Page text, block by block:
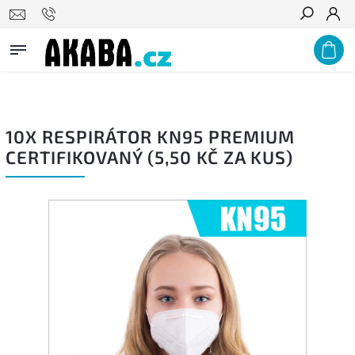
PODNIKŮM A ZDRAVOTNICKÝM ZAŘÍZENÍM NABÍZÍME VÝRAZNÉ
VELKOOBCHODNÍ SLEVY, POPTEJTE U NÁS! Hledat
10X RESPIRÁTOR KN95 PREMIUM
CERTIFIKOVANÝ (5,50 KČ ZA KUS)